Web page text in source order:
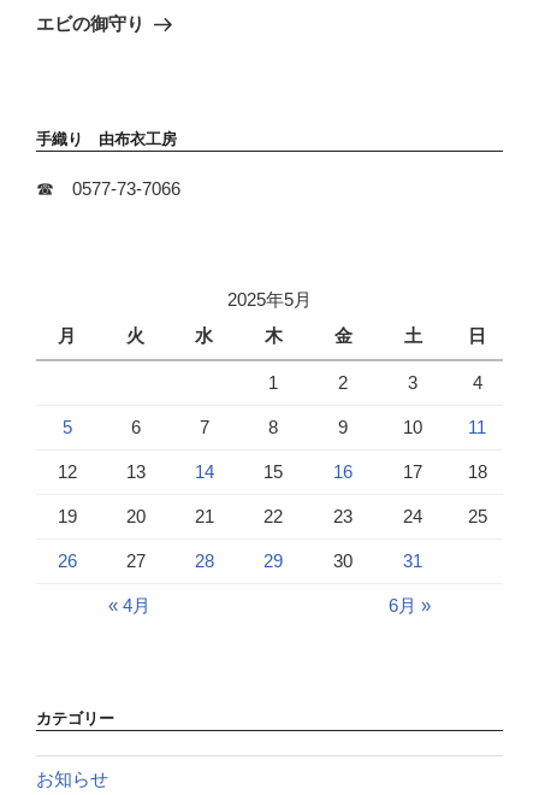
ー
の
エビの御守り
手織り 由布衣工房
☎ 0577-73-7066
2025年5月
月
火 水 木 金 土 日
1 2 3 4
5 6 7 8 9 10 11
12 13 14 15 16 17 18
19 20 21 22 23 24 25
26 27 28 29 30 31
« 4月 6月 »
カテゴリー
お知らせ